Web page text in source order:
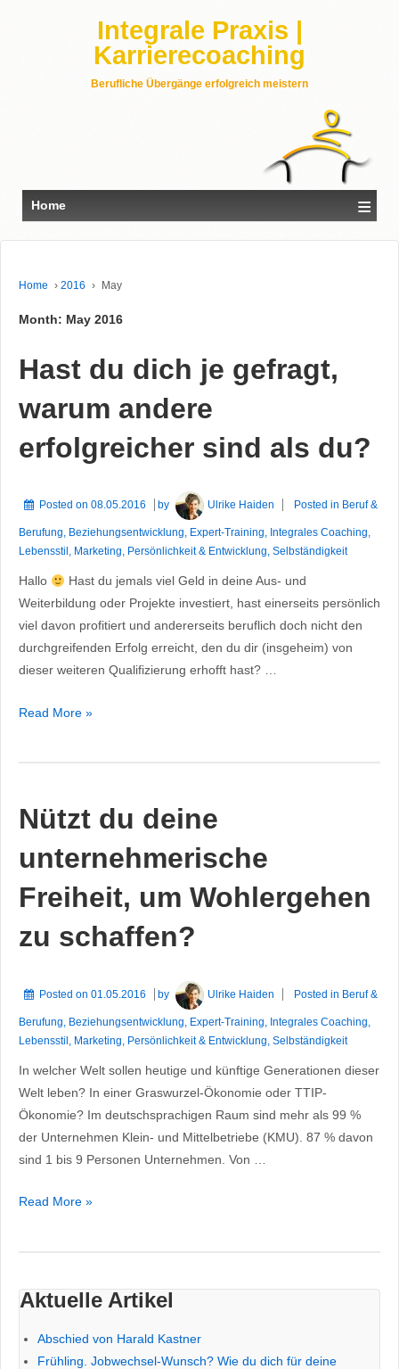
Integrale Praxis |
Karrierecoaching
Berufliche Übergänge erfolgreich meistern
Home ≡
Home › 2016 › May
Month: May 2016
Hast du dich je gefragt,
warum andere
erfolgreicher sind als du?
Posted on 08.05.2016 by Ulrike Haiden Posted in Beruf &
Berufung, Beziehungsentwicklung, Expert-Training, Integrales Coaching,
Lebensstil , Marketing, Persönlichkeit & Entwicklung, Selbständigkeit
Hallo
Hast du jemals viel Geld in deine Aus- und
Weiterbildung oder Projekte investiert, hast einerseits persönlich
viel davon profitiert und andererseits beruflich doch nicht den
durchgreifenden Erfolg erreicht, den du dir (insgeheim) von
dieser weiteren Qualifizierung erhofft hast? …
Hast
warum
erfolgreicher
sind
du?
Read More »
Nützt du deine
unternehmerische
Freiheit, um Wohlergehen
zu schaffen?
Posted on 01.05.2016 by Ulrike Haiden Posted in Beruf &
Berufung, Beziehungsentwicklung, Expert-Training, Integrales Coaching,
Lebensstil, Marketing, Persönlichkeit & Entwicklung, Selbständigkeit
In welcher Welt sollen heutige und künftige Generationen dieser
Welt leben? In einer Graswurzel-Ökonomie oder TTIP-
Ökonomie? Im deutschsprachigen Raum sind mehr als 99 %
der Unternehmen Klein- und Mittelbetriebe (KMU). 87 % davon
sind 1 bis 9 Personen Unternehmen. Von …
Nützt
Freiheit,
um
Wohlergehen
zu
Read More »
Aktuelle Artikel
Abschied von Harald Kastner
Frühling. Jobwechsel-Wunsch? Wie du dich für deine